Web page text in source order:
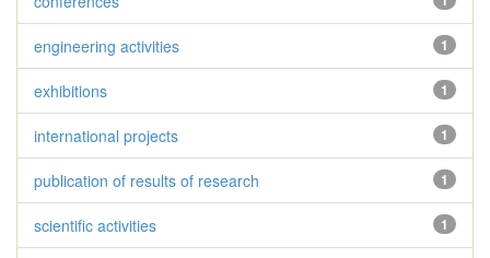
1
engineering activities
1
exhibitions
1
international projects
1
publication of results of research
1
scientific activities